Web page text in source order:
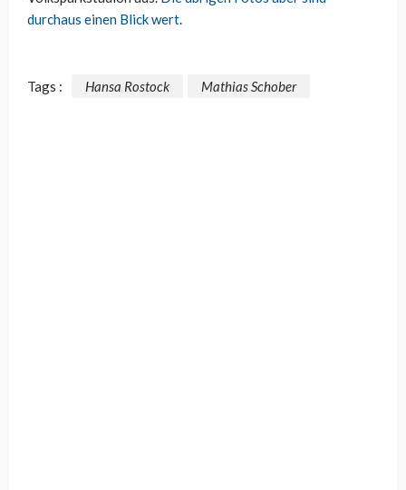
durchaus einen Blick wert.
Tags : Hansa Rostock Mathias Schober